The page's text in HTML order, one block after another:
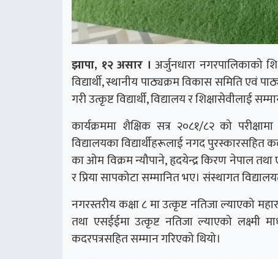
झापा, १२ असार । अर्जुनधारा नगरपालिकाको
विद्यार्थी, स्थानीय पाठ्यक्रम विकास समिति एवं
गरी उत्कृष्ट विद्यार्थी, विद्यालय र शिक्षासेवीलाई
कार्यक्रममा शैक्षिक सत्र २०८१/८२ को
विद्यालयका विद्यार्थीहरूलाई नगद पुरस्कारसहित
का ओम विक्रम न्यौपाने, हृदयेन्द्र किरण नेपाल
र प्रिया सापकोटा सम्मानित भए। संस्थागत
नगरस्तरीय कक्षा ८ मा उत्कृष्ट नतिजा ल्याएको
तथा एसईईमा उत्कृष्ट नतिजा ल्याएको लक्ष्मी
कदरपत्रसहित सम्मान गरिएको थियो।